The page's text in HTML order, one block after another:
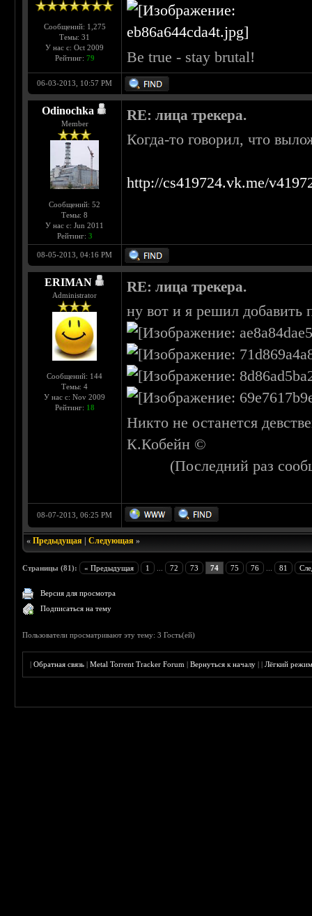
Сообщений: 1,275
Темы: 31
У нас с: Oct 2009
Рейтинг: 79 Be true - stay brutal!
06-03-2013, 10:57 PM
Odinochka
Member
Сообщений: 52
Темы: 8
У нас с: Jun 2011
Рейтинг: 3
RE: лица трекера.
Когда-то говорил, что
http://cs419724.vk.me/
08-05-2013, 04:16 PM
ERIMAN
Administrator
Сообщений: 144
Темы: 4
У нас с: Nov 2009
Рейтинг: 18
RE: лица трекера.
ну вот и я решил добавить
Никто не останется
К.Кобейн ©
(Последний раз
08-07-2013, 06:25 PM
«Предыдущая |Следующая »
Страницы (81): « Предыдущая 1 72 73 74 75 76 81
Версия для просмотра
Подписаться на тему
Пользователи просматривают эту тему: 3 Гость(ей)
|Обратная связь |Metal Torrent Tracker Forum |Вернуться к началу ||Лёгкий